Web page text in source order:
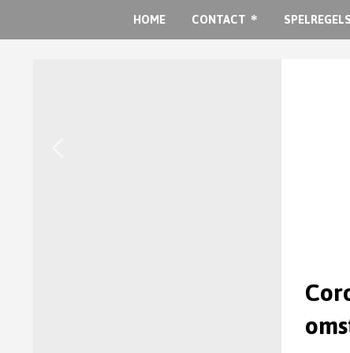
HOME CONTACT SPELREGELS